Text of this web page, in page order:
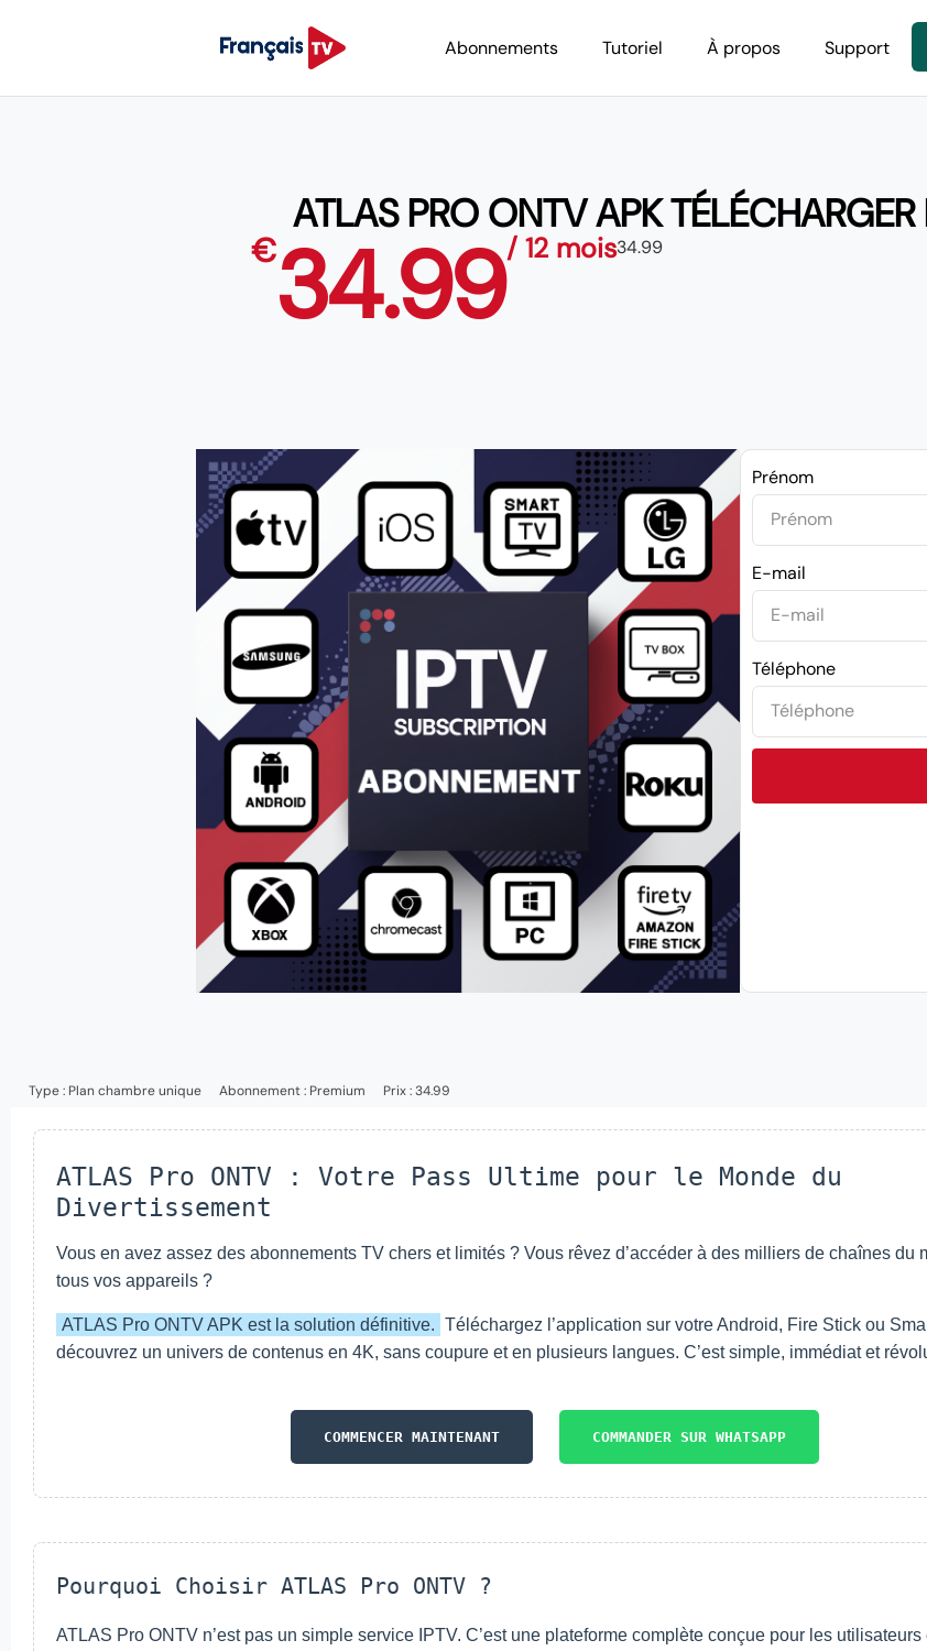
Abonnements Tutoriel À propos Support
ATLAS PRO ONTV APK
€34.99/ 12 mois34.99
Prénom
E-mail
Téléphone
Type : Plan chambre unique Abonnement : Premium Prix : 34.99
ATLAS Pro ONTV : Votre Pass Ultime pour le Monde du
Divertissement
Vous en avez assez des abonnements TV chers et limités ? Vous rêvez d’accéder à des milliers de chaînes du
tous vos appareils ?
ATLAS Pro ONTV APK est la solution définitive. Téléchargez l’application sur votre Android, Fire Stick ou
découvrez un univers de contenus en 4K, sans coupure et en plusieurs langues. C’est simple, immédiat et
COMMENCER MAINTENANT COMMANDER SUR WHATSAPP
Pourquoi Choisir ATLAS Pro ONTV ?
ATLAS Pro ONTV n’est pas un simple service IPTV. C’est une plateforme complète conçue pour les